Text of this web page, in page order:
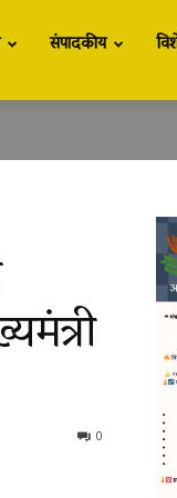
संपादकीय
0